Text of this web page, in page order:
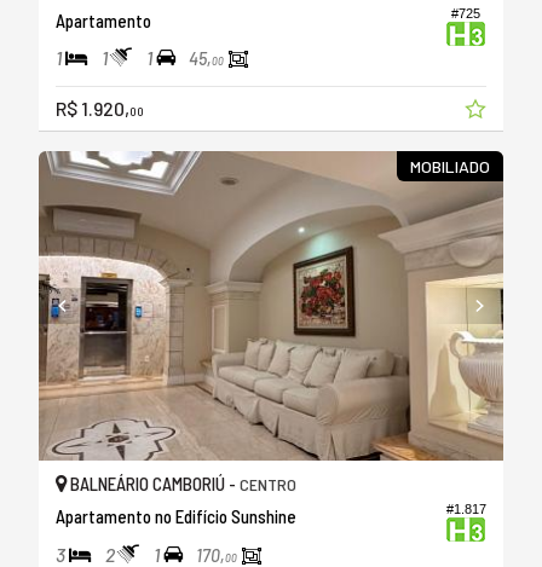
#725
Apartamento
1 1 1 45,00
R$ 1.920,00
MOBILIADO
#1.817
BALNEÁRIO CAMBORIÚ - CENTRO
Apartamento no Edifício Sunshine
3 2 1 170,00